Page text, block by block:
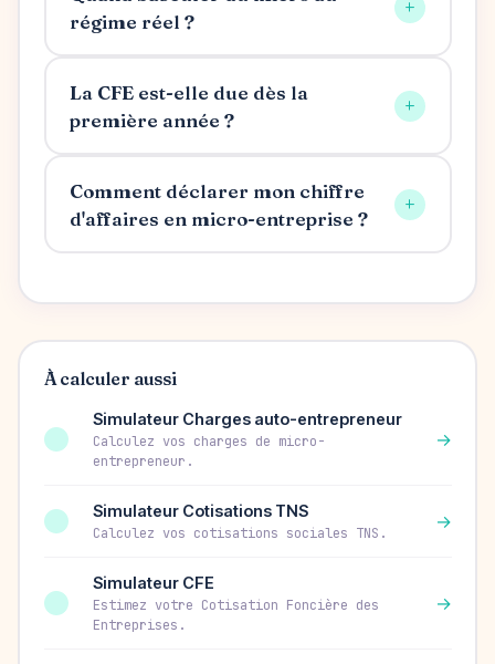
régime réel ?
+
La CFE est-elle due dès la
première année ?
+
Comment déclarer mon chiffre
d'affaires en micro-entreprise ?
+
À calculer aussi
Simulateur Charges auto-entrepreneur
Calculez vos charges de micro-
entrepreneur.
→
Simulateur Cotisations TNS
Calculez vos cotisations sociales TNS.
→
Simulateur CFE
Estimez votre Cotisation Foncière des
Entreprises.
→